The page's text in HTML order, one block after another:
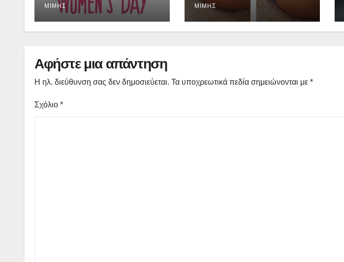
αληθινούς αγώνες
ΜΊΜΗΣ ΜΊΜΗΣ
Αφήστε μια απάντηση
Η ηλ. διεύθυνση σας δεν δημοσιεύεται. Τα υποχρεωτικά πεδία σημειώνονται με *
Σχόλιο *